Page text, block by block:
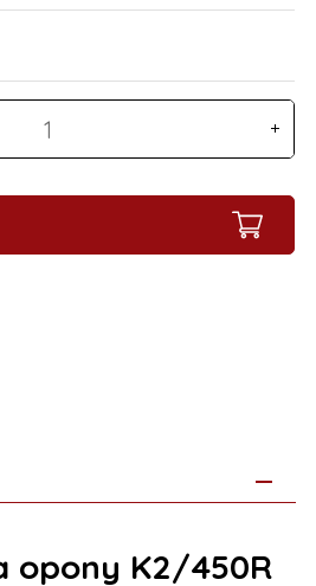
opony K2/450R